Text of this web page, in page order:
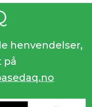
henvendelser,
på